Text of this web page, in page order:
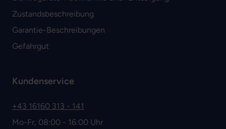
Zustandsbeschreibung
Garantie-Beschreibungen
Gefahrgut
Kundenservice
+43 16160 313 - 141
Mo-Fr, 08:00 - 16:00 Uhr